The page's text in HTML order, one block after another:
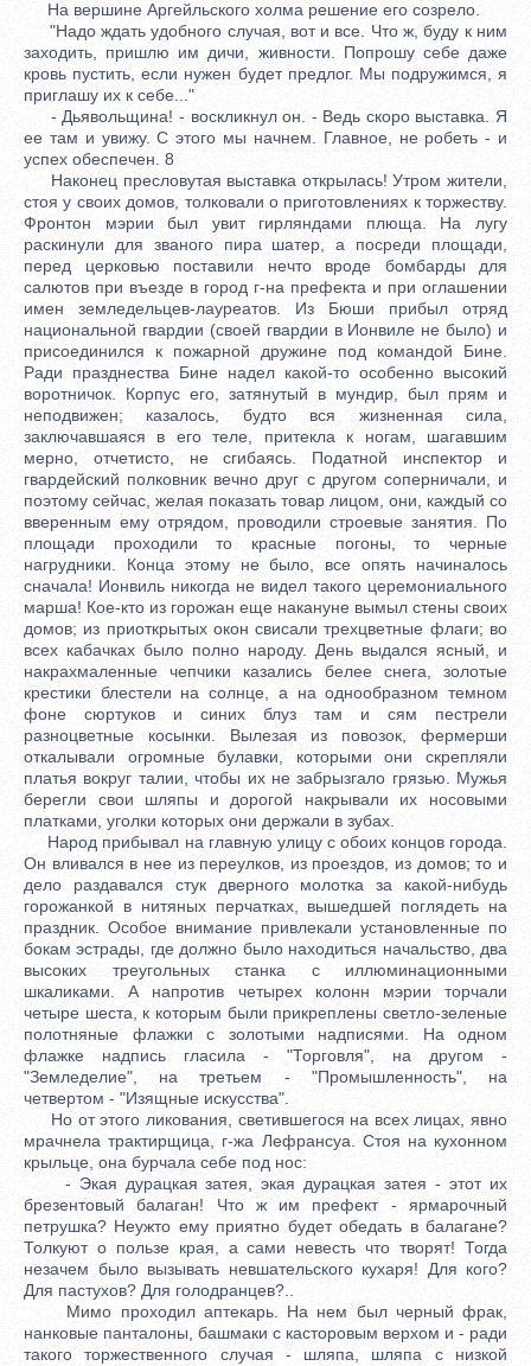
На вершине Аргейльского холма решение его созрело.
"Надо ждать удобного случая, вот и все. Что ж, буду к ним
заходить, пришлю им дичи, живности. Попрошу себе даже
кровь пустить, если нужен будет предлог. Мы подружимся, я
приглашу их к себе..."
- Дьявольщина! - воскликнул он. - Ведь скоро выставка. Я
ее там и увижу. С этого мы начнем. Главное, не робеть - и
успех обеспечен. 8
Наконец пресловутая выставка открылась! Утром жители,
стоя у своих домов, толковали о приготовлениях к торжеству.
Фронтон мэрии был увит гирляндами плюща. На лугу
раскинули для званого пира шатер, а посреди площади,
перед церковью поставили нечто вроде бомбарды для
салютов при въезде в город г-на префекта и при оглашении
имен земледельцев-лауреатов. Из Бюши прибыл отряд
национальной гвардии (своей гвардии в Ионвиле не было) и
присоединился к пожарной дружине под командой Бине.
Ради празднества Бине надел какой-то особенно высокий
воротничок. Корпус его, затянутый в мундир, был прям и
неподвижен; казалось, будто вся жизненная сила,
заключавшаяся в его теле, притекла к ногам, шагавшим
мерно, отчетисто, не сгибаясь. Податной инспектор и
гвардейский полковник вечно друг с другом соперничали, и
поэтому сейчас, желая показать товар лицом, они, каждый со
вверенным ему отрядом, проводили строевые занятия. По
площади проходили то красные погоны, то черные
нагрудники. Конца этому не было, все опять начиналось
сначала! Ионвиль никогда не видел такого церемониального
марша! Кое-кто из горожан еще накануне вымыл стены своих
домов; из приоткрытых окон свисали трехцветные флаги; во
всех кабачках было полно народу. День выдался ясный, и
накрахмаленные чепчики казались белее снега, золотые
крестики блестели на солнце, а на однообразном темном
фоне сюртуков и синих блуз там и сям пестрели
разноцветные косынки. Вылезая из повозок, фермерши
откалывали огромные булавки, которыми они скрепляли
платья вокруг талии, чтобы их не забрызгало грязью. Мужья
берегли свои шляпы и дорогой накрывали их носовыми
платками, уголки которых они держали в зубах.
Народ прибывал на главную улицу с обоих концов города.
Он вливался в нее из переулков, из проездов, из домов; то и
дело раздавался стук дверного молотка за какой-нибудь
горожанкой в нитяных перчатках, вышедшей поглядеть на
праздник. Особое внимание привлекали установленные по
бокам эстрады, где должно было находиться начальство, два
высоких треугольных станка с иллюминационными
шкаликами. А напротив четырех колонн мэрии торчали
четыре шеста, к которым были прикреплены светло-зеленые
полотняные флажки с золотыми надписями. На одном
флажке надпись гласила - "Торговля", на другом -
"Земледелие", на третьем - "Промышленность", на
четвертом - "Изящные искусства".
Но от этого ликования, светившегося на всех лицах, явно
мрачнела трактирщица, г-жа Лефрансуа. Стоя на кухонном
крыльце, она бурчала себе под нос:
- Экая дурацкая затея, экая дурацкая затея - этот их
брезентовый балаган! Что ж им префект - ярмарочный
петрушка? Неужто ему приятно будет обедать в балагане?
Толкуют о пользе края, а сами невесть что творят! Тогда
незачем было вызывать невшательского кухаря! Для кого?
Для пастухов? Для голодранцев?..
Мимо проходил аптекарь. На нем был черный фрак,
нанковые панталоны, башмаки с касторовым верхом и - ради
такого торжественного случая - шляпа, шляпа с низкой